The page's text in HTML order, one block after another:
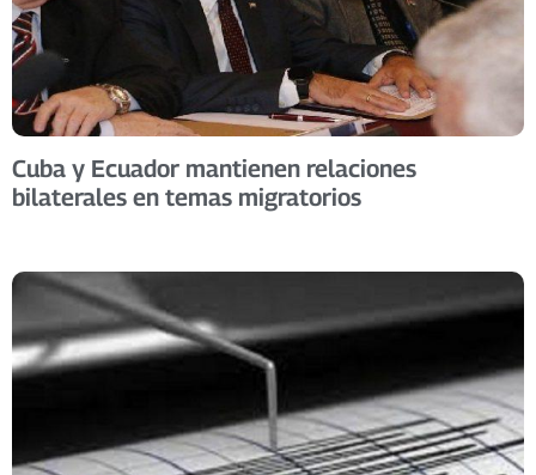
Cuba y Ecuador mantienen relaciones
bilaterales en temas migratorios